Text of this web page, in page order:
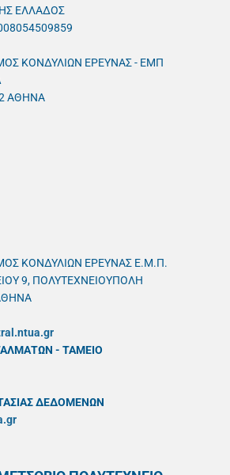
ΕΛΛΑΔΟΣ
ΚΟΝΔΥΛΙΩΝ ΕΡΕΥΝΑΣ - ΕΜΠ
ΑΘΗΝΑ
ΚΟΝΔΥΛΙΩΝ ΕΡΕΥΝΑΣ Ε.Μ.Π.
9, ΠΟΛΥΤΕΧΝΕΙΟΥΠΟΛΗ
- ΤΑΜΕΙΟ
ΔΕΔΟΜΕΝΩΝ